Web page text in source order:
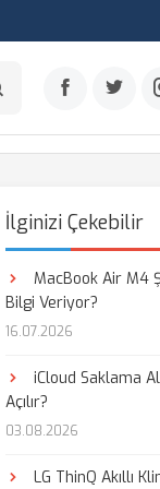
İlginizi Çekebilir
MacBook Air M4
Bilgi Veriyor?
16.07.2026
iCloud Saklama
Açılır?
03.08.2026
LG ThinQ Akıllı